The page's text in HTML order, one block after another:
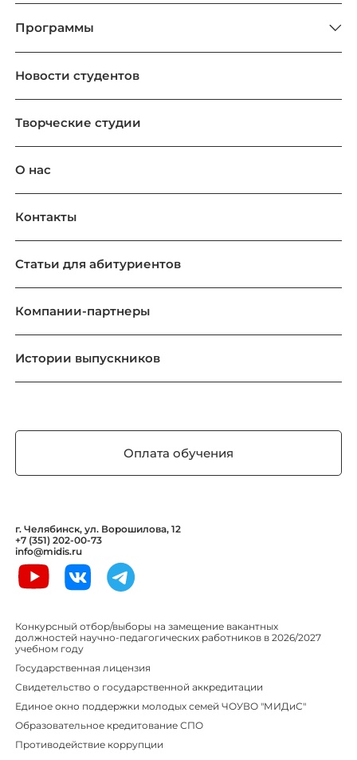
Новости студентов
Творческие студии
О нас
Контакты
Статьи для абитуриентов
Компании-партнеры
Истории выпускников
Программы
Оплата обучения
г. Челябинск, ул. Ворошилова, 12
+7 (351) 202-00-73
info@midis.ru
Конкурсный отбор/выборы на замещение вакантных
должностей научно-педагогических работников в 2026/2027
учебном году
Государственная лицензия
Свидетельство о государственной аккредитации
Единое окно поддержки молодых семей ЧОУВО "МИДиС"
Образовательное кредитование СПО
Противодействие коррупции